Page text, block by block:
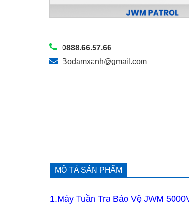
0888.66.57.66
Bodamxanh@gmail.com
MÔ TẢ SẢN PHẨM
1.Máy Tuần Tra Bảo Vệ JWM